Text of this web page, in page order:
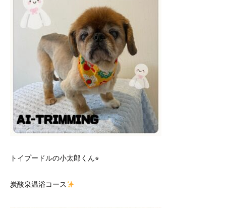
トイプードルの小太郎くん⭐︎
炭酸泉温浴コース